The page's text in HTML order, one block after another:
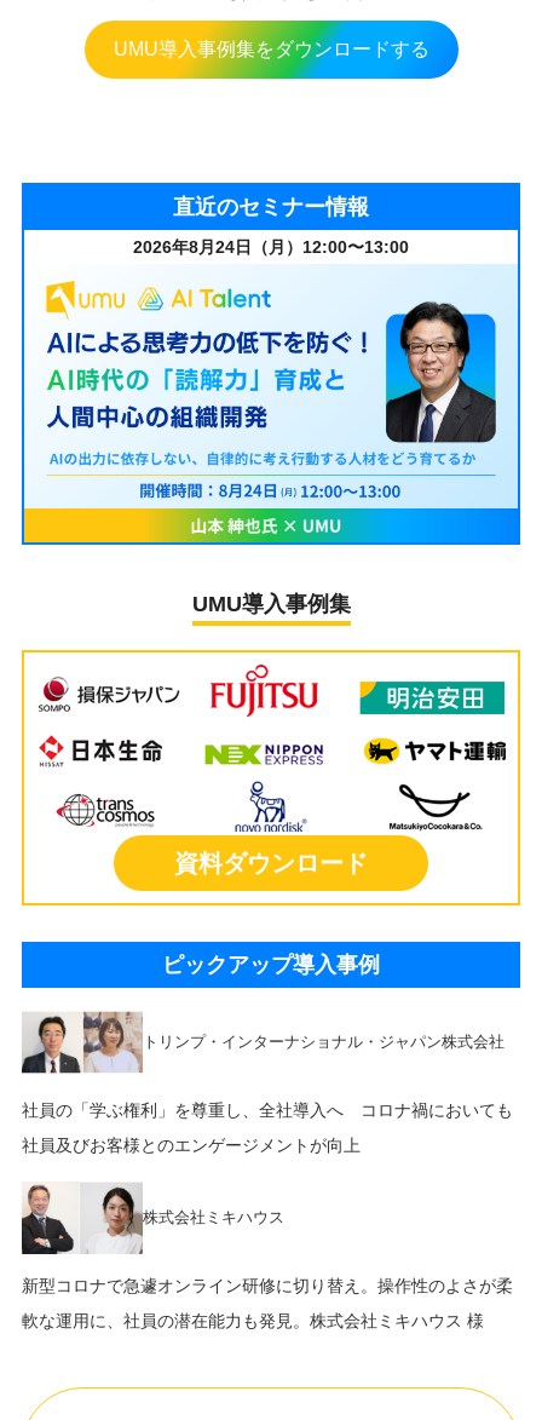
UMU導入事例集をダウンロードする
直近のセミナー情報
2026年8月24日（月）12:00〜13:00
UMU導入事例集
資料ダウンロード
ピックアップ導入事例
トリンプ・インターナショナル・ジャパン株式会社
社員の「学ぶ権利」を尊重し、全社導入へ コロナ禍においても
社員及びお客様とのエンゲージメントが向上
株式会社ミキハウス
新型コロナで急遽オンライン研修に切り替え。操作性のよさが柔
軟な運用に、社員の潜在能力も発見。株式会社ミキハウス 様